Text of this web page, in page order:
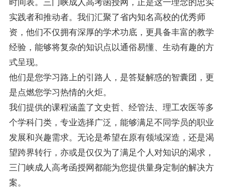
时间表。三门峡成人高考函授网，正是这一理念的忠实
实践者和推动者。我们汇聚了省内知名高校的优秀师
资，他们不仅拥有深厚的学术功底，更具备丰富的教学
经验，能够将复杂的知识点以通俗易懂、生动有趣的方
式呈现。
他们是您学习路上的引路人，是答疑解惑的智囊团，更
是点燃您学习热情的火炬。
我们提供的课程涵盖了文史哲、经管法、理工农医等多
个学科门类，专业选择广泛，能够满足不同学员的职业
发展和兴趣需求。无论是希望在原有领域深造，还是渴
望跨界转行，亦或是仅仅为了满足个人对知识的渴求，
三门峡成人高考函授网都能为您提供量身定制的解决方
案。